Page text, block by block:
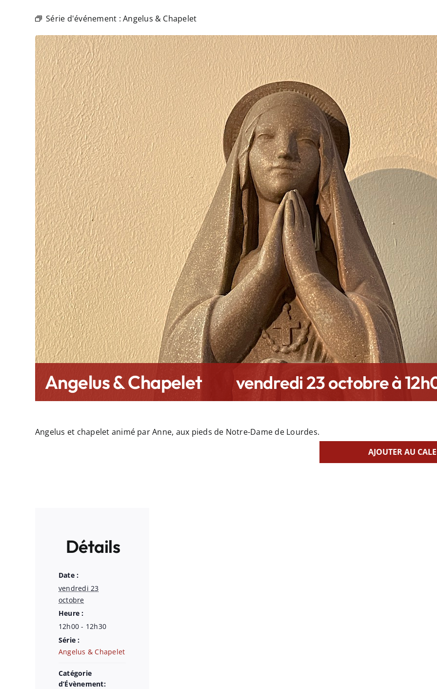
Série d'événement :Angelus & Chapelet
Angelus & Chapelet vendredi 23 octobre à
Angelus et chapelet animé par Anne, aux pieds de Notre-Dame de Lourdes.
AJOUTER AU
Détails
Date :
vendredi 23
octobre
Heure :
12h00 - 12h30
Série :
Angelus & Chapelet
Catégorie
d’Évènement: